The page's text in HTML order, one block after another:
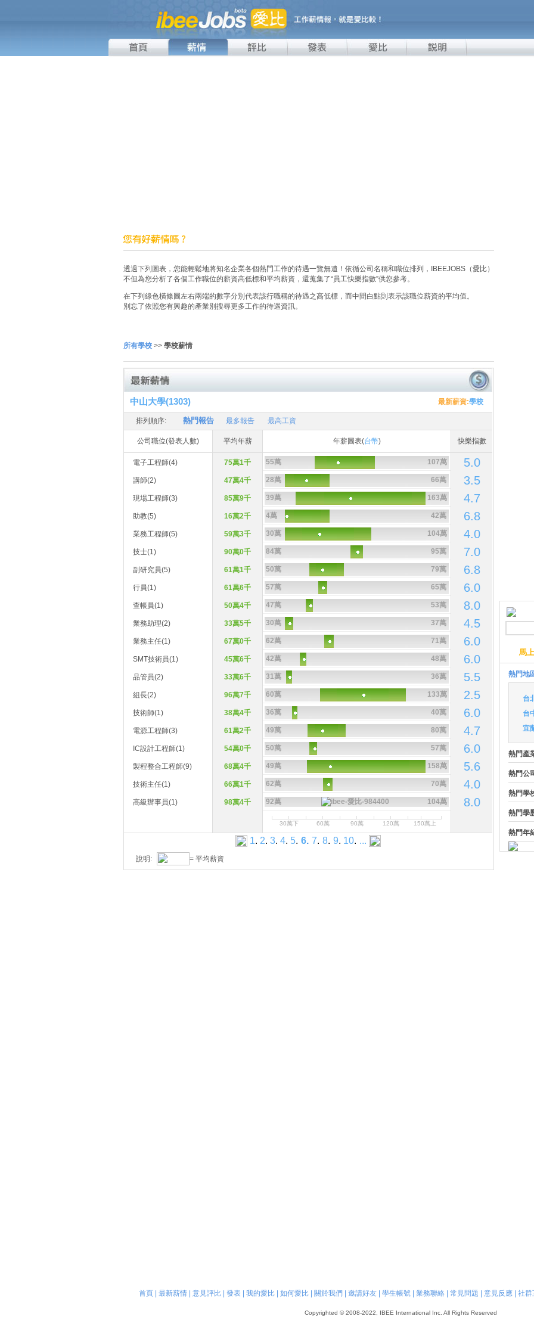
透過下列圖表，您能輕鬆地將知名企業各個熱門工作的待遇一覽無遺！依循公司名稱和職位排列，IBEEJOBS（愛比）
不但為您分析了各個工作職位的薪資高低標和平均薪資，還蒐集了“員工快樂指數”供您參考。
在下列綠色橫條圖左右兩端的數字分別代表該行職稱的待遇之高低標，而中間白點則表示該職位薪資的平均值。
別忘了依照您有興趣的產業別搜尋更多工作的待遇資訊。
所有學校 >> 學校薪情
中山大學(1303) 最新薪資:學校
排列順序: 熱門報告 最多報告 最高工資
公司職位(發表人數) 平均年薪 年薪圖表(台幣) 快樂指數
電子工程師(4) 75萬1千 55萬 107萬 5.0
講師(2) 47萬4千 28萬 66萬 3.5
現場工程師(3) 85萬9千 39萬 163萬 4.7
助教(5) 16萬2千 4萬 42萬 6.8
業務工程師(5) 59萬3千 30萬 104萬 4.0
技士(1) 90萬0千 84萬 95萬 7.0
副研究員(5) 61萬1千 50萬 79萬 6.8
行員(1) 61萬6千 57萬 65萬 6.0
查帳員(1) 50萬4千 47萬 53萬 8.0
業務助理(2) 33萬5千 30萬 37萬 4.5
業務主任(1) 67萬0千 62萬 71萬 6.0
SMT技術員(1) 45萬6千 42萬 48萬 6.0
品管員(2) 33萬6千 31萬 36萬 5.5
組長(2) 96萬7千 60萬 133萬 2.5
技術師(1) 38萬4千 36萬 40萬 6.0
電源工程師(3) 61萬2千 49萬 80萬 4.7
IC設計工程師(1) 54萬0千 50萬 57萬 6.0
製程整合工程師(9) 68萬4千 49萬 158萬 5.6
技術主任(1) 66萬1千 62萬 70萬 4.0
高級辦事員(1) 98萬4千 92萬 104萬 8.0
30萬下 60萬 90萬 120萬 150萬上
1. 2. 3. 4. 5. 6. 7. 8. 9. 10. ...
說明: = 平均薪資
馬
熱門地
台
台
宜
熱門產
熱門公
熱門學
熱門學
熱門年
首頁| 最新薪情| 意見評比| 發表| 我的愛比| 如何愛比| 關於我們 邀請好友| 學生帳號| 業務聯絡| 常見問題 意見反應| 社群
Copyrighted © 2008-2022, IBEE International Inc. All Rights Reserved